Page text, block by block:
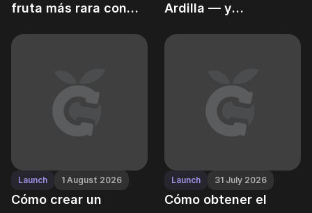
fruta más rara con
0.01%
Ardilla — y
de automatización de
Launch 1 August 2026
Cómo crear un
Launch 31 July 2026
Cómo obtener el